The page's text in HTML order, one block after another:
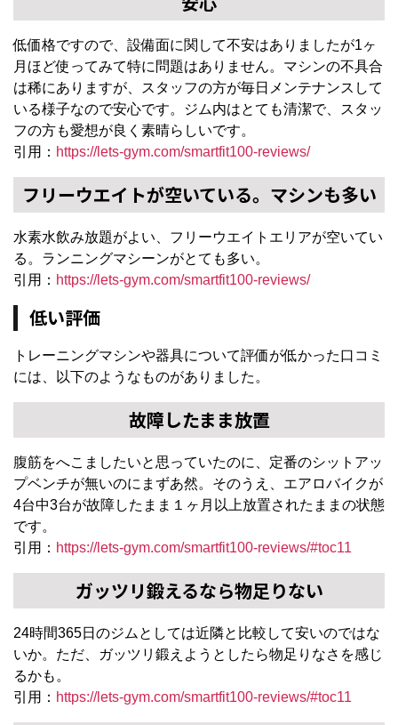
低価格ですので、設備面に関して不安はありましたが1ヶ
月ほど使ってみて特に問題はありません。マシンの不具合
は稀にありますが、スタッフの方が毎日メンテナンスして
いる様子なので安心です。ジム内はとても清潔で、スタッ
フの方も愛想が良く素晴らしいです。
引用： https://lets-gym.com/smartfit100-reviews/
フリーウエイトが空いている。マシンも多い
水素水飲み放題がよい、フリーウエイトエリアが空いてい
る。ランニングマシーンがとても多い。
引用： https://lets-gym.com/smartfit100-reviews/
低い評価
トレーニングマシンや器具について評価が低かった口コミ
には、以下のようなものがありました。
故障したまま放置
腹筋をへこましたいと思っていたのに、定番のシットアッ
プベンチが無いのにまずあ然。そのうえ、エアロバイクが
4台中3台が故障したまま１ヶ月以上放置されたままの状態
です。
引用： https://lets-gym.com/smartfit100-reviews/#toc11
ガッツリ鍛えるなら物足りない
24時間365日のジムとしては近隣と比較して安いのではな
いか。ただ、ガッツリ鍛えようとしたら物足りなさを感じ
るかも。
引用： https://lets-gym.com/smartfit100-reviews/#toc11